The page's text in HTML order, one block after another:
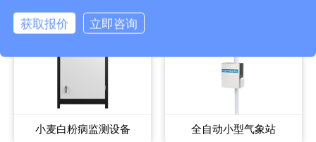
小麦白粉病监测设备 全自动小型气象站
获取报价 立即咨询